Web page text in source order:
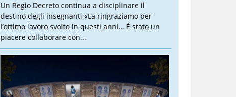
Un Regio Decreto continua a disciplinare il
destino degli insegnanti «La ringraziamo per
l’ottimo lavoro svolto in questi anni… È stato un
piacere collaborare con...